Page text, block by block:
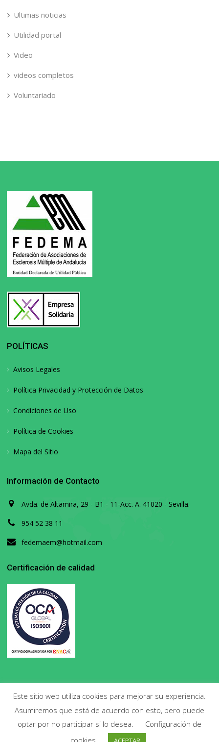
Ultimas noticias
Utilidad portal
Video
videos completos
Voluntariado
POLÍTICAS
Avisos Legales
Política Privacidad y Protección de Datos
Condiciones de Uso
Política de Cookies
Mapa del Sitio
Información de Contacto
Avda. de Altamira, 29 - B1 - 11-Acc. A. 41020 - Sevilla.
954 52 38 11
fedemaem@hotmail.com
Certificación de calidad
Copyright 2020. Todos los derechos reservados.
Este sitio web utiliza cookies para mejorar su experiencia.
Asumiremos que está de acuerdo con esto, pero puede
optar por no participar si lo desea.
Configuración de
cookies